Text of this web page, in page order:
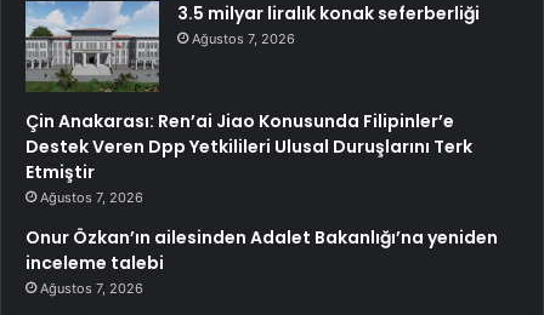
3.5 milyar liralık konak seferberliği
Ağustos 7, 2026
Çin Anakarası: Ren’ai Jiao Konusunda Filipinler’e
Destek Veren Dpp Yetkilileri Ulusal Duruşlarını Terk
Etmiştir
Ağustos 7, 2026
Onur Özkan’ın ailesinden Adalet Bakanlığı’na yeniden
inceleme talebi
Ağustos 7, 2026